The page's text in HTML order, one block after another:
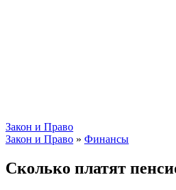
Закон и Право
Закон и Право » Финансы
Сколько платят